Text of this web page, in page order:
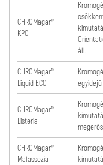
CHROMagar™
KPC
áll.
CHROMagar™
Liquid ECC
CHROMagar™
Listeria
CHROMagar™
Malassezia